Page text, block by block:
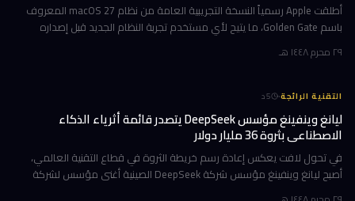
أطلقت Apple رسمياً النسخة التجريبية العامة من نظام macOS 27 المعروف
باسم Golden Gate، ما يتيح لأي مستخدم تجربة النظام الجديد قبل إصداره
٢٩ محرم ١٤٤٨ هـ
التقنية الرائجة·
5د
ليانغ وينفينغ مؤسس DeepSeek يتصدر قائمة أثرياء الذكاء
الاصطناعي بثروة 36 مليار دولار
في تحول لافت يعكس إعادة رسم خريطة الثروة في قطاع التقنية العالمي،
أصبح ليانغ وينفينغ مؤسس شركة DeepSeek الصينية أغنى مؤسس لشركة